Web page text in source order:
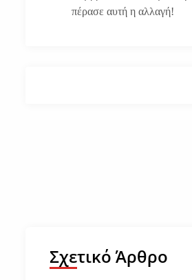
πέρασε αυτή η αλλαγή!
Σχετικό Άρθρο